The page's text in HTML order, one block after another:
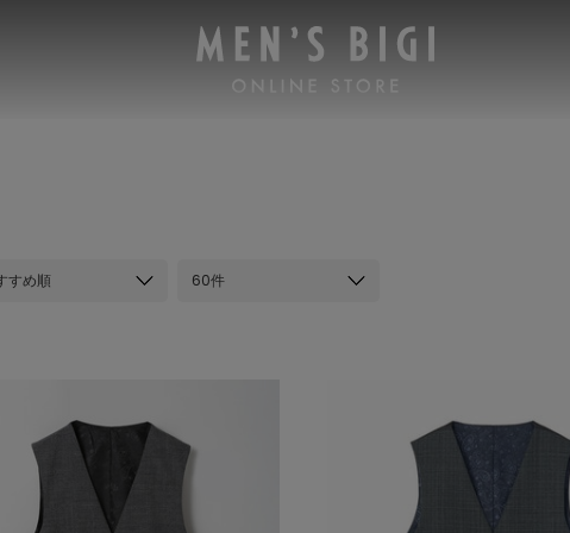
すめ順 60件